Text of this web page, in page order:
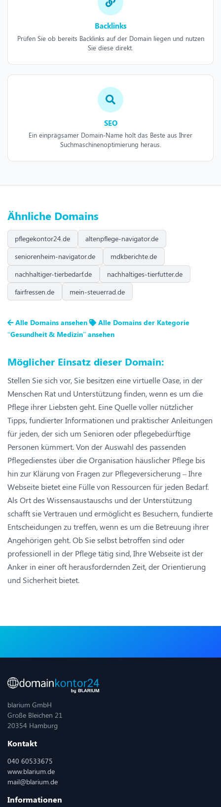
Backlinks
Prüfen Sie ob bereits Backlinks auf der Domain liegen und nutzen
Sie diese direkt.
SEO
Ein einprägsamer Domain-Name holt das Beste aus Ihrer
Suchmaschinenoptimierung heraus.
Ähnliche Domains
pflegekontor24.de
altenpflege-navigator.de
seniorenheim-navigator.de
mdkberichte.de
nachhaltiger-tierbedarf.de
nachhaltiges-tierfutter.de
fairfressen.de
mein-steuerrad.de
Alle Domains ansehen
Alle Domains der Kategorie
“Gesundheit & Medizin” ansehen
Möglicher Einsatz dieser Domain:
Stellen Sie sich vor, Sie besitzen eine virtuelle Oase, in der
Menschen Rat und Unterstützung finden, wenn es um die
Pflege ihrer Liebsten geht. Eine Quelle voller nützlicher
Tipps, fundierter Informationen und praktischer Anleitungen
für jeden, der sich um Senioren oder pflegebedürftige
Personen kümmert. Von der Auswahl des passenden
Pflegedienstes über die Organisation häuslicher Pflege bis
hin zur Klärung von Fragen zur Pflegeversicherung – Ihre
Webseite bietet eine Fülle von Ressourcen für jeden Bedarf.
Als Ort des Wissensaustauschs und der Unterstützung
schafft sie Vertrauen und ermöglicht es Besuchern, fundierte
Entscheidungen zu treffen, wenn es um die Betreuung ihrer
Angehörigen geht. Ob Sie selbst betroffen sind oder
professionell in der Pflege tätig sind, Ihre Webseite ist der
Anker in einer oft herausfordernden Zeit, der Orientierung
und Sicherheit bietet.
blarium GmbH
Große Bleichen 21
20354 Hamburg
Kontakt
040 60533675
www.blarium.de
mail@blarium.de
Informationen